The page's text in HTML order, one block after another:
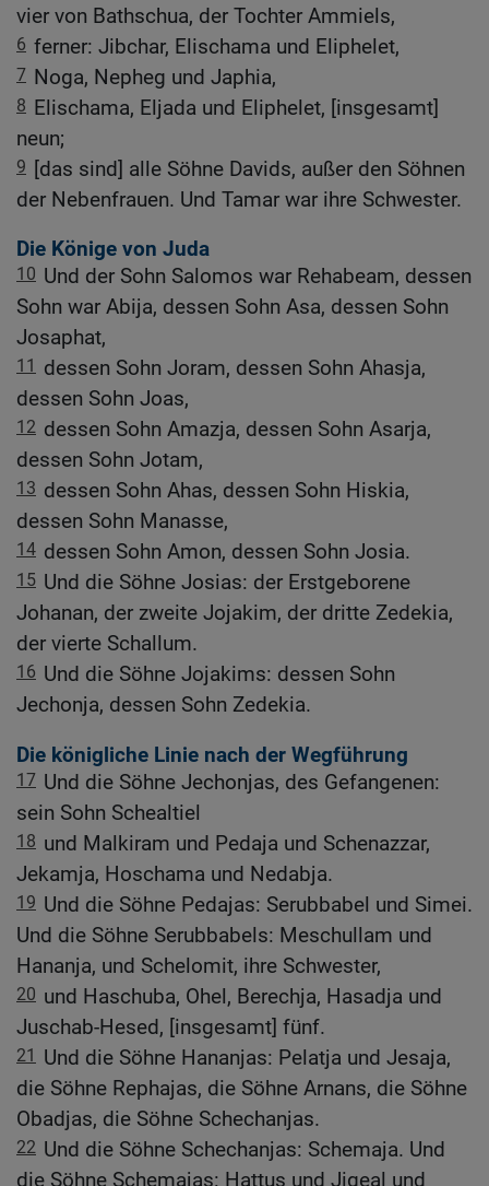
vier von Bathschua, der Tochter Ammiels,
6 ferner: Jibchar, Elischama und Eliphelet,
7 Noga, Nepheg und Japhia,
8 Elischama, Eljada und Eliphelet, [insgesamt]
neun;
9 [das sind] alle Söhne Davids, außer den Söhnen
der Nebenfrauen. Und Tamar war ihre Schwester.
Die Könige von Juda
10 Und der Sohn Salomos war Rehabeam, dessen
Sohn war Abija, dessen Sohn Asa, dessen Sohn
Josaphat,
11
dessen Sohn Joram, dessen Sohn Ahasja,
dessen Sohn Joas,
12 dessen Sohn Amazja, dessen Sohn Asarja,
dessen Sohn Jotam,
13 dessen Sohn Ahas, dessen Sohn Hiskia,
dessen Sohn Manasse,
14 dessen Sohn Amon, dessen Sohn Josia.
15 Und die Söhne Josias: der Erstgeborene
Johanan, der zweite Jojakim, der dritte Zedekia,
der vierte Schallum.
16 Und die Söhne Jojakims: dessen Sohn
Jechonja, dessen Sohn Zedekia.
Die königliche Linie nach der Wegführung
17 Und die Söhne Jechonjas, des Gefangenen:
sein Sohn Schealtiel
18 und Malkiram und Pedaja und Schenazzar,
Jekamja, Hoschama und Nedabja.
19 Und die Söhne Pedajas: Serubbabel und Simei.
Und die Söhne Serubbabels: Meschullam und
Hananja, und Schelomit, ihre Schwester,
20 und Haschuba, Ohel, Berechja, Hasadja und
Juschab-Hesed, [insgesamt] fünf.
21 Und die Söhne Hananjas: Pelatja und Jesaja,
die Söhne Rephajas, die Söhne Arnans, die Söhne
Obadjas, die Söhne Schechanjas.
22 Und die Söhne Schechanjas: Schemaja. Und
die Söhne Schemajas: Hattus und Jigeal und